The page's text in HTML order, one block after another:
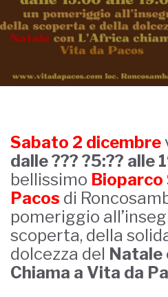
Sabato 2 dicembre
dalle ??? ?5:?? alle
bellissimo Bioparco
Pacos di
pomeriggio
scoperta, della
dolcezza del Natale
Chiama a Vita da